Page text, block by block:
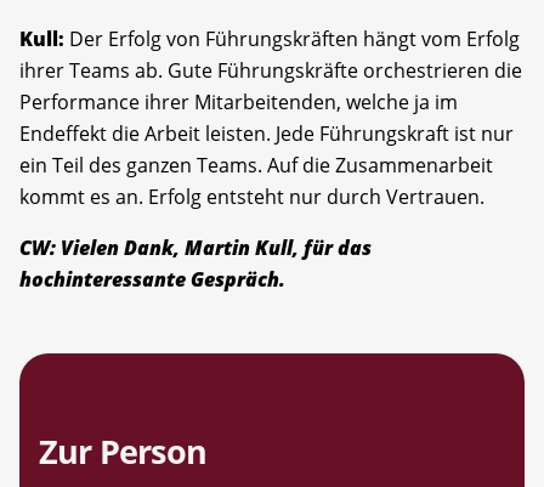
Kull: Der Erfolg von Führungskräften hängt vom Erfolg
ihrer Teams ab. Gute Führungskräfte orchestrieren die
Performance ihrer Mitarbeitenden, welche ja im
Endeffekt die Arbeit leisten. Jede Führungskraft ist nur
ein Teil des ganzen Teams. Auf die Zusammenarbeit
kommt es an. Erfolg entsteht nur durch Vertrauen.
CW: Vielen Dank, Martin Kull, für das
hochinteressante Gespräch.
Zur Person